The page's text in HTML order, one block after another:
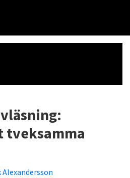
tveksamma
Alexandersson